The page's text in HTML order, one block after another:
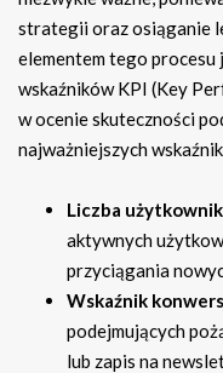
strategii oraz osiąganie
elementem tego
wskaźników KPI (Key
w ocenie skuteczności
najważniejszych
Liczba
aktywnych
przyciągania
Wskaźnik
podejmujących
lub zapis na